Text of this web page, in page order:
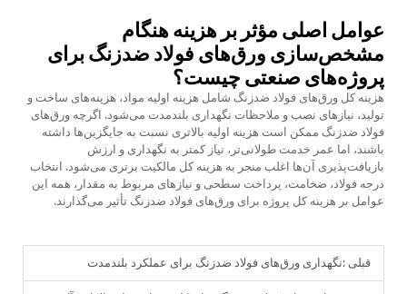
عوامل اصلی مؤثر بر هزینه هنگام
مشخص‌سازی ورق‌های فولاد ضدزنگ برای
پروژه‌های صنعتی چیست؟
هزینه کل ورق‌های فولاد ضدزنگ شامل هزینه اولیه مواد، هزینه‌های ساخت و
تولید، نیازهای نصب و ملاحظات نگهداری بلندمدت می‌شود. اگرچه ورق‌های
فولاد ضدزنگ ممکن است هزینه اولیه بالاتری نسبت به جایگزین‌ها داشته
باشند، اما عمر خدمت طولانی‌تر، نیاز کمتر به نگهداری و ارزش
بازیافت‌پذیری آن‌ها اغلب منجر به هزینه کل مالکیت برتری می‌شود. انتخاب
درجه فولاد، ضخامت، پرداخت سطحی و نیازهای مربوط به مقدار، همه این
عوامل بر هزینه کل پروژه برای ورق‌های فولاد ضدزنگ تأثیر می‌گذارند.
قبلی :نگهداری ورق‌های فولاد ضدزنگ برای عملکرد بلندمدت